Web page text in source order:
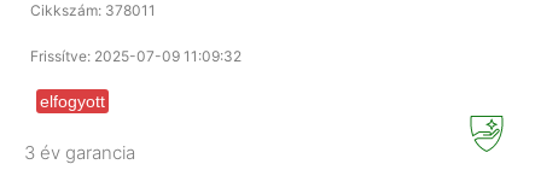
Cikkszám: 378011
Frissítve: 2025-07-09 11:09:32
elfogyott
3 év garancia